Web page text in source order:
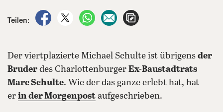
Teilen:
auf Facebook teilen
auf X teilenper WhatsApp teilen
per E-Mail teilen
Der viertplazierte Michael Schulte ist übrigens der
Bruder des Charlottenburger Ex-Baustadtrats
Marc Schulte. Wie der das ganze erlebt hat, hat
er in der Morgenpost aufgeschrieben.